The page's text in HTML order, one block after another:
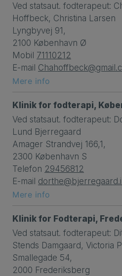
Ved statsaut. fodterapeut:
Hoffbeck, Christina Larsen
Lyngbyvej 91,
2100 København Ø
Mobil 71110212
E-mail
Mere info
Klinik for fodterapi,
Ved statsaut. fodterapeut:
Lund Bjerregaard
Amager Strandvej 166,1,
2300 København S
Telefon 29456812
E-mail
Mere info
Klinik for Fodterapi,
Ved statsaut. fodterapeut:
Stends Damgaard, Victoria
Smallegade 54,
2000 Frederiksberg